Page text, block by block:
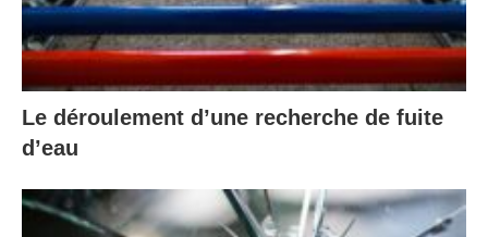
Le déroulement d’une recherche de fuite
d’eau